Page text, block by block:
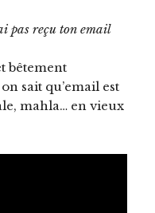
pas reçu ton email
bêtement
sait qu’email est
mahla… en vieux